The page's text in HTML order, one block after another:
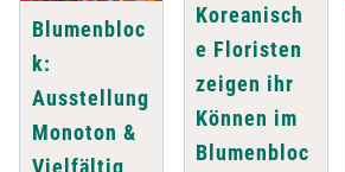
Blumenbloc
k:
Ausstellung
Monoton &
Vielfältig
Koreanisch
e Floristen
zeigen ihr
Können im
Blumenbloc